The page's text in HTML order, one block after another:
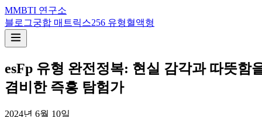
MMBTI 연구소
블로그궁합 매트릭스256 유형혈액형
esFp 유형 완전정복: 현실 감각과 따뜻함
겸비한 즉흥 탐험가
2024년 6월 10일